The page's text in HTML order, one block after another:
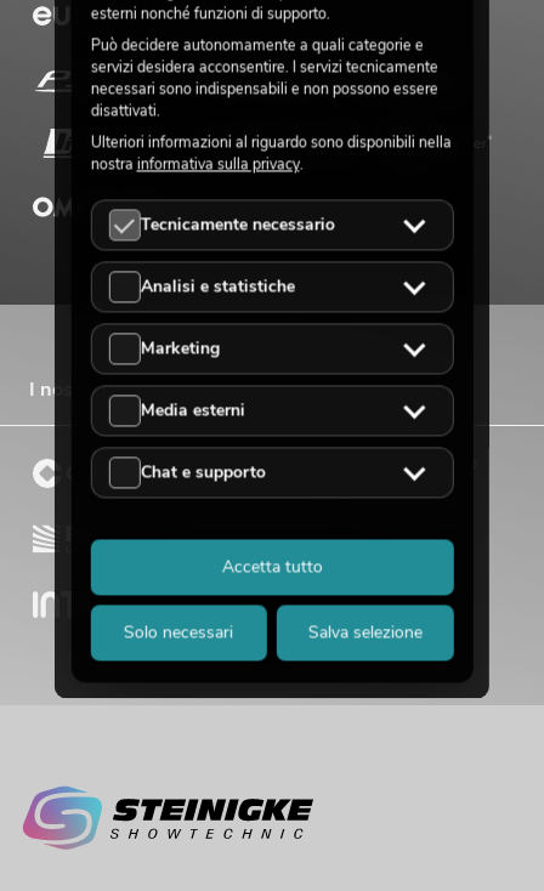
I nostri marchi di vendita
esterni nonché funzioni di supporto.
Può decidere autonomamente a quali categorie e
servizi desidera acconsentire. I servizi tecnicamente
necessari sono indispensabili e non possono essere
disattivati.
Ulteriori informazioni al riguardo sono disponibili nella
nostra informativa sulla privacy.
Tecnicamente necessario
Analisi e statistiche
Marketing
Media esterni
Chat e supporto
Solo necessari Salva selezione
Accetta tutto